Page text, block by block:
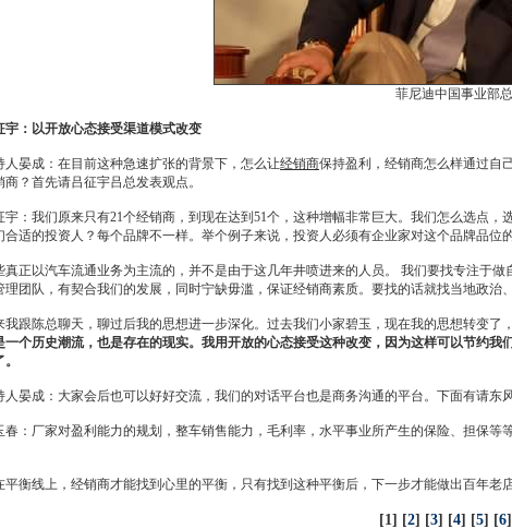
菲尼迪中国事业部
：以开放心态接受渠道模式改变
成：在目前这种急速扩张的背景下，怎么让经销商保持盈利， 经销商怎么样通过自
商 ？首先请吕征宇吕总发表观点。
：我们原来只有21个经销商 ，到现在达到51个，这种增幅非常巨大。我们怎么选点
合适的投资人？每个品牌不一样。举个例子来说，投资人必须有企业家对这个品牌品位
以汽车流通业务为主流的，并不是由于这几年井喷进来的人员。 我们要找专注于做
理团队，有契合我们的发展，同时宁缺毋滥，保证经销商素质。要找的话就找当地政治
陈总聊天，聊过后我的思想进一步深化。过去我们小家碧玉，现在我的思想转变了
一个历史潮流，也是存在的现实。 我用开放的心态接受这种改变，因为这样可以节约我
成：大家会后也可以好好交流，我们的对话平台也是商务沟通的平台。下面有请东
厂家对盈利能力的规划，整车销售能力，毛利率，水平事业所产生的保险、担保等
衡线上， 经销商才能找到心里的平衡，只有找到这种平衡后，下一步才能做出百年老
[1] [2] [3] [4] [5] [6